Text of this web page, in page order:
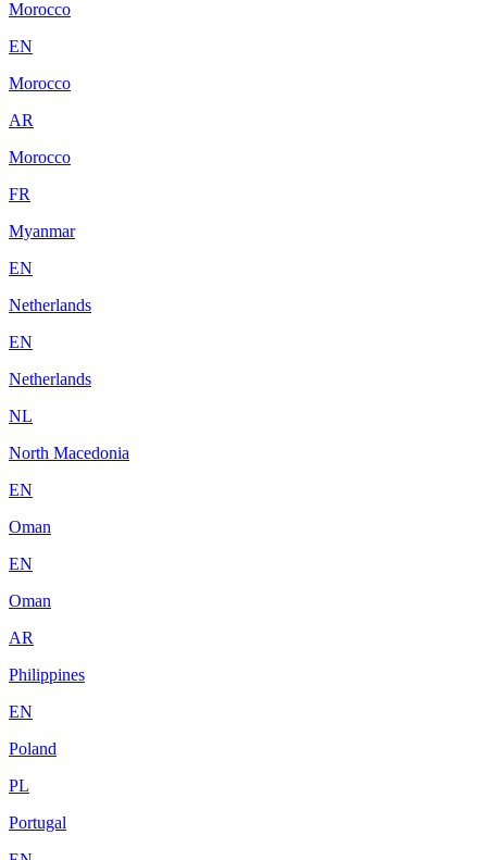
Morocco
EN
Morocco
AR
Morocco
FR
Myanmar
EN
Netherlands
EN
Netherlands
NL
North Macedonia
EN
Oman
EN
Oman
AR
Philippines
EN
Poland
PL
Portugal